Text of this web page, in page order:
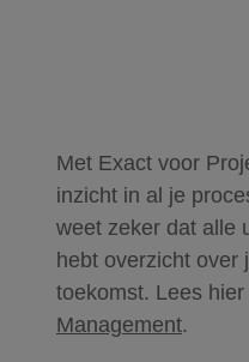
Met Exact voor
inzicht in al je
weet zeker dat alle
hebt overzicht over
toekomst. Lees
Management.